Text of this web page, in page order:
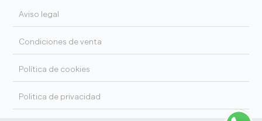
Aviso legal
Condiciones de venta
Política de cookies
Politica de privacidad